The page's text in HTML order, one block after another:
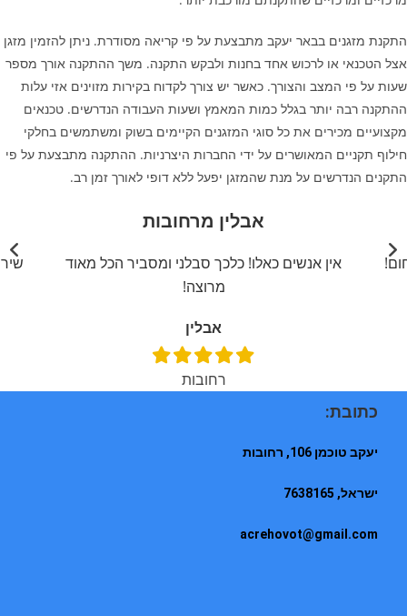
התקנת מזגנים בבאר יעקב מתבצעת על פי קריאה מסודרת. ניתן להזמין מזגן
אצל הטכנאי או לרכוש אחד בחנות ולבקש התקנה. משך ההתקנה אורך מספר
שעות על פי המצב והצורך. כאשר יש צורך לקדוח בקירות מזוינים אזי עלות
ההתקנה רבה יותר בגלל כמות המאמץ ושעות העבודה הנדרשים. טכנאים
מקצועיים מכירים את כל סוגי המזגנים הקיימים בשוק ומשתמשים בחלקי
חילוף תקניים המאושרים על ידי החברות היצרניות. ההתקנה מתבצעת על פי
התקנים הנדרשים על מנת שהמזגן יפעל ללא דופי לאורך זמן רב.
אבלין מרחובות
אין אנשים כאלו! כלכך סבלני ומסביר הכל מאוד
מרוצה!
אבלין
רחובות
כתובת:
יעקב טוכמן 106, רחובות
ישראל, 7638165
acrehovot@gmail.com